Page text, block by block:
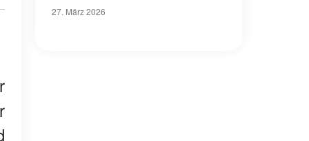
27. März 2026